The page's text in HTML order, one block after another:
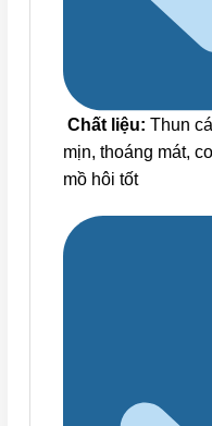
Chất liệu: Thun
mịn, thoáng mát,
mồ hôi tốt